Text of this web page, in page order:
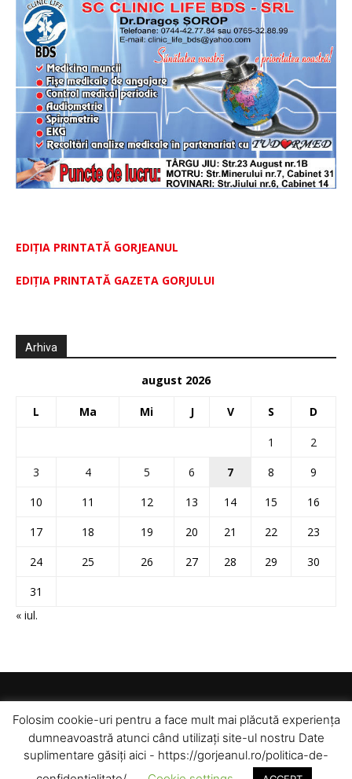
EDIȚIA PRINTATĂ GORJEANUL
EDIŢIA PRINTATĂ GAZETA GORJULUI
Arhiva
august 2026
L Ma Mi J V S D
1
2
3
4 5 6 7 8
9
10
11 12 13 14 15
16
17
18 19 20 21 22
23
24
25 26 27 28 29
30
31
« iul.
Folosim cookie-uri pentru a face mult mai plăcută experiența
dumneavoastră atunci când utilizați site-ul nostru Date
suplimentare găsiți aici - https://gorjeanul.ro/politica-de-